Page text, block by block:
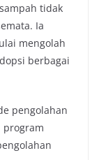
tidak
Ia
mengolah
berbagai
pengolahan
program